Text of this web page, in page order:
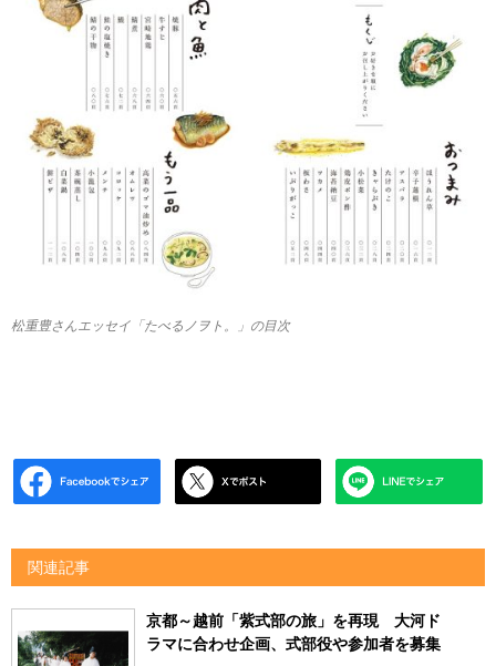
松重豊さんエッセイ「たべるノヲト。」の目次
関連記事
京都～越前「紫式部の旅」を再現 大河ド
ラマに合わせ企画、式部役や参加者を募集